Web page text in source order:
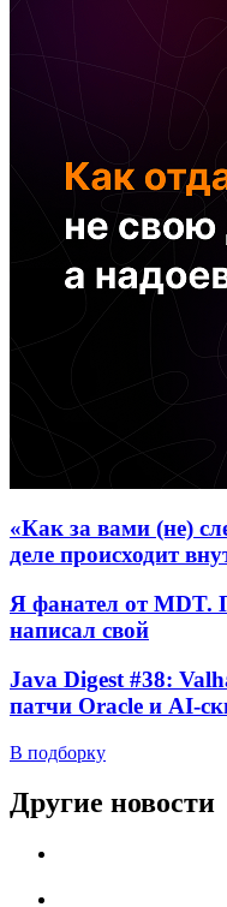
«Как за вами (не)
деле происходит
Я фанател от MDT.
написал свой
Java Digest #38:
патчи Oracle и AI-
В подборку
Другие новости